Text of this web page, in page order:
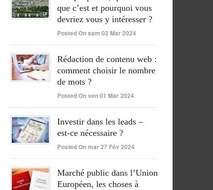
que c’est et pourquoi vous
devriez vous y intéresser ?
Posted On sam 02 Mar 2024
Rédaction de contenu web :
comment choisir le nombre
de mots ?
Posted On ven 01 Mar 2024
Investir dans les leads –
est-ce nécessaire ?
Posted On mar 27 Fév 2024
Marché public dans l’Union
Européen, les choses à